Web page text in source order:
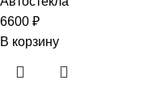
6600 ₽
В корзину